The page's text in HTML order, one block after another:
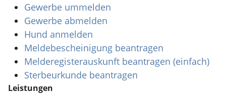
Gewerbe ummelden
Gewerbe abmelden
Hund anmelden
Meldebescheinigung beantragen
Melderegisterauskunft beantragen (einfach)
Sterbeurkunde beantragen
Leistungen